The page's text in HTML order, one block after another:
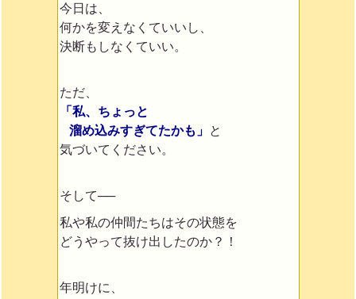
今日は、
何かを変えなくていいし、
決断もしなくていい。
ただ、
「私、ちょっと
溜め込みすぎてたかも」 と
気づいてください。
そして──
私や私の仲間たちはその状態を
どうやって抜け出したのか？！
年明けに、